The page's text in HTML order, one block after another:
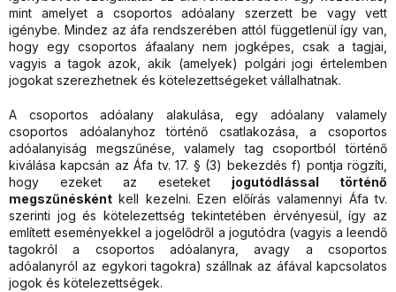
mint amelyet a csoportos adóalany szerzett be vagy vett
igénybe. Mindez az áfa rendszerében attól függetlenül így van,
hogy egy csoportos áfaalany nem jogképes, csak a tagjai,
vagyis a tagok azok, akik (amelyek) polgári jogi értelemben
jogokat szerezhetnek és kötelezettségeket vállalhatnak.
A csoportos adóalany alakulása, egy adóalany valamely
csoportos adóalanyhoz történő csatlakozása, a csoportos
adóalanyiság megszűnése, valamely tag csoportból történő
kiválása kapcsán az Áfa tv. 17. § (3) bekezdés f) pontja rögzíti,
hogy ezeket az eseteket jogutódlással történő
megszűnésként kell kezelni. Ezen előírás valamennyi Áfa tv.
szerinti jog és kötelezettség tekintetében érvényesül, így az
említett eseményekkel a jogelődről a jogutódra (vagyis a leendő
tagokról a csoportos adóalanyra, avagy a csoportos
adóalanyról az egykori tagokra) szállnak az áfával kapcsolatos
jogok és kötelezettségek.